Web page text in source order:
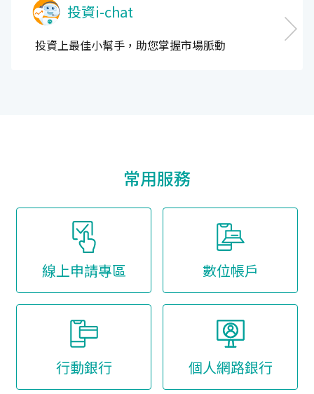
投資i-chat
投資上最佳小幫手，助您掌握市場脈動
常用服務
線上申請專區 數位帳戶
行動銀行 個人網路銀行